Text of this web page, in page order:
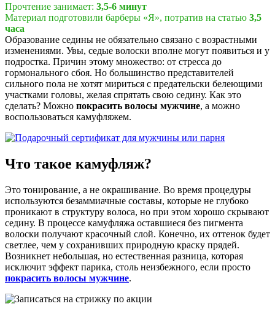
Прочтение занимает: 3,5-6 минут
Материал подготовили барберы «Я», потратив на статью 3,5
часа
Образование седины не обязательно связано с возрастными
изменениями. Увы, седые волоски вполне могут появиться и у
подростка. Причин этому множество: от стресса до
гормонального сбоя. Но большинство представителей
сильного пола не хотят мириться с предательски белеющими
участками головы, желая спрятать свою седину. Как это
сделать? Можно покрасить волосы мужчине, а можно
воспользоваться камуфляжем.
Что такое камуфляж?
Это тонирование, а не окрашивание. Во время процедуры
используются безаммиачные составы, которые не глубоко
проникают в структуру волоса, но при этом хорошо скрывают
седину. В процессе камуфляжа оставшиеся без пигмента
волоски получают красочный слой. Конечно, их оттенок будет
светлее, чем у сохранивших природную краску прядей.
Возникнет небольшая, но естественная разница, которая
исключит эффект парика, столь неизбежного, если просто
покрасить волосы мужчине.